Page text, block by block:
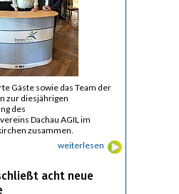
Gäste sowie das Team der
zur diesjährigen
des
Dachau AGIL im
zusammen.
weiterlesen
acht neue